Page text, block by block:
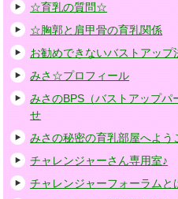
☆育乳の質問☆
☆胸郭と肩甲骨の育乳関係
お勧めできないバストアップ
みさ☆プロフィール
みさのBPS（バストアップパ
せ
みさの秘密の育乳部屋へよう
チャレンジャーさん専用室♪
チャレンジャーフォーラムと